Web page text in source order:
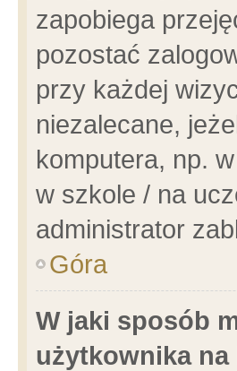
zapobiega
pozostać
przy każdej
niezalecane,
komputera, np.
w szkole / na
administrator
Góra
W jaki sposób
użytkownika